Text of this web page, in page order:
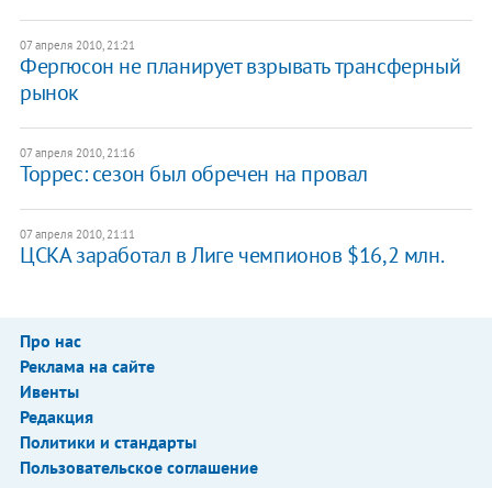
07 апреля 2010, 21:21
Фергюсон не планирует взрывать трансферный
рынок
07 апреля 2010, 21:16
Торрес: сезон был обречен на провал
07 апреля 2010, 21:11
ЦСКА заработал в Лиге чемпионов $16,2 млн.
Про нас
Реклама на сайте
Ивенты
Редакция
Политики и стандарты
Пользовательское соглашение